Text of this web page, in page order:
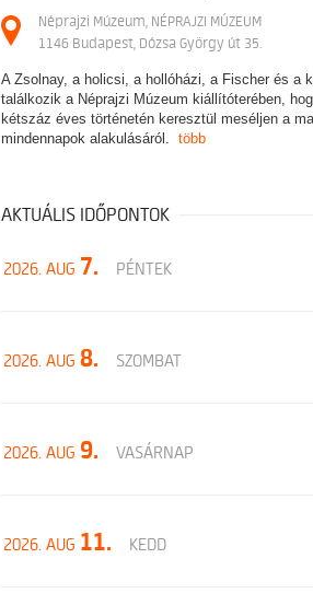
Néprajzi Múzeum, NÉPRAJZI MÚZEUM
1146 Budapest, Dózsa György út 35.
A Zsolnay, a holicsi, a hollóházi, a Fischer és a
találkozik a Néprajzi Múzeum kiállítóterében,
kétszáz éves történetén keresztül meséljen a
mindennapok alakulásáról. több
AKTUÁLIS IDŐPONTOK
2026. AUG 7. PÉNTEK
2026. AUG 8. SZOMBAT
2026. AUG 9. VASÁRNAP
2026. AUG 11. KEDD